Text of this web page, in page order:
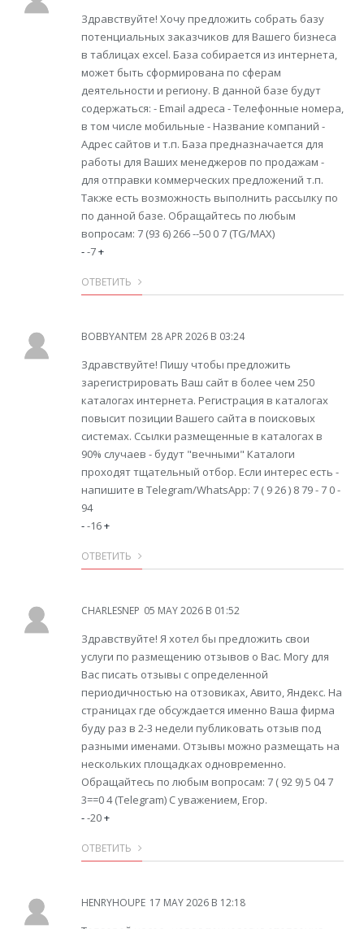
Здравствуйте! Хочу предложить собрать базу
потенциальных заказчиков для Вашего бизнеса
в таблицах excel. База собирается из интернета,
может быть сформирована по сферам
деятельности и региону. В данной базе будут
содержаться: - Email адреса - Телефонные номера,
в том числе мобильные - Название компаний -
Адрес сайтов и т.п. База предназначается для
работы для Ваших менеджеров по продажам -
для отправки коммерческих предложений т.п.
Также есть возможность выполнить рассылку по
по данной базе. Обращайтесь по любым
вопросам: 7 (93 6) 266 --50 0 7 (TG/MAX)
--7+
ОТВЕТИТЬ
BOBBYANTEM 28 APR 2026 В 03:24
Здравствуйте! Пишу чтобы предложить
зарегистрировать Ваш сайт в более чем 250
каталогах интернета. Регистрация в каталогах
повысит позиции Вашего сайта в поисковых
системах. Ссылки размещенные в каталогах в
90% случаев - будут "вечными" Каталоги
проходят тщательный отбор. Если интерес есть -
напишите в Telegram/WhatsApp: 7 ( 9 26 ) 8 79 - 7 0 -
94
--16+
ОТВЕТИТЬ
CHARLESNEP 05 MAY 2026 В 01:52
Здравствуйте! Я хотел бы предложить свои
услуги по размещению отзывов о Вас. Могу для
Вас писать отзывы с определенной
периодичностью на отзовиках, Авито, Яндекс. На
страницах где обсуждается именно Ваша фирма
буду раз в 2-3 недели публиковать отзыв под
разными именами. Отзывы можно размещать на
нескольких площадках одновременно.
Обращайтесь по любым вопросам: 7 ( 92 9) 5 04 7
3==0 4 (Telegram) С уважением, Егор.
--20+
ОТВЕТИТЬ
HENRYHOUPE 17 MAY 2026 В 12:18